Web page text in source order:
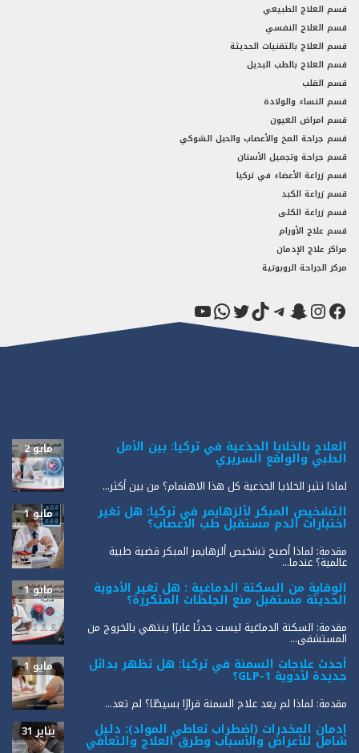
قسم العلاج الطبيعي
قسم العلاج النفسي
قسم العلاج بالتقنيات الحديثة
قسم العلاج بالطب البديل
قسم القلب
قسم النساء والولادة
قسم امراض العيون
قسم جراحة المخ والأعصاب والحبل الشوكي
قسم جراحة وتجميل الأسنان
قسم زراعة الأعضاء في تركيا
قسم زراعة الكبد
قسم زراعة الكلى
قسم علاج الأورام
مراكز علاج الإدمان
مركز الجراحة الروبوتية
فيسبوك
إنستجرام
سناب شاتتيليجرام
تيك توكتويترواتساب
يوتيوب
العلاج بالخلايا الجذعية في تركيا: بين الأمل
الطبي والواقع السريري
مايو 2
لماذا تثير الخلايا الجذعية كل هذا الاهتمام؟ من بين أكثر...
التشخيص المبكر لألزهايمر في تركيا: هل تغير
اختبارات الدم مستقبل طب الأعصاب؟
مايو 1
مقدمة: لماذا أصبح تشخيص ألزهايمر المبكر قضية طبية
عالمية؟ عندما...
الوقاية من السكتة الدماغية : هل تغير الأدوية
الحديثة مستقبل منع الجلطات المتكررة؟
مايو 1
مقدمة: السكتة الدماغية ليست حدثًا عابرًا ينتهي بالخروج من
المستشفى...
أحدث علاجات السمنة في تركيا: هل تظهر بدائل
جديدة لأدوية GLP-1؟
مايو 1
مقدمة: لماذا لم يعد علاج السمنة قرارًا بسيطًا؟ لم تعد...
إدمان المخدرات (اضطراب تعاطي المواد): دليل
شامل للأعراض والأسباب وطرق العلاج والتعافي
يناير 31